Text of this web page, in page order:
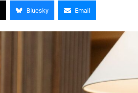
Bluesky Email